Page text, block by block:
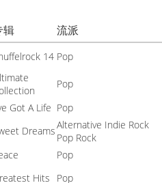
辑 流派
14 Pop
Pop
Got A Life Pop
DreamsAlternative Indie Rock
Pop Rock
Pop
Hits Pop